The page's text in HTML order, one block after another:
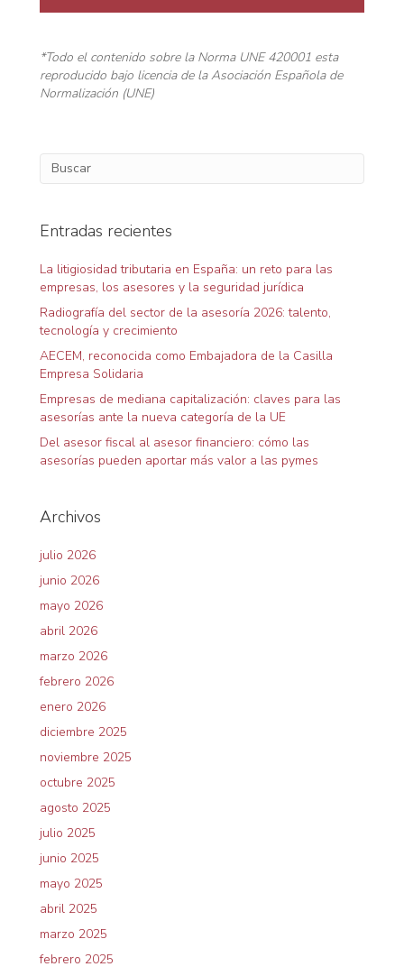
*Todo el contenido sobre la Norma UNE 420001 esta
reproducido bajo licencia de la Asociación Española de
Normalización (UNE)
Entradas recientes
La litigiosidad tributaria en España: un reto para las
empresas, los asesores y la seguridad jurídica
Radiografía del sector de la asesoría 2026: talento,
tecnología y crecimiento
AECEM, reconocida como Embajadora de la Casilla
Empresa Solidaria
Empresas de mediana capitalización: claves para las
asesorías ante la nueva categoría de la UE
Del asesor fiscal al asesor financiero: cómo las
asesorías pueden aportar más valor a las pymes
Archivos
julio 2026
junio 2026
mayo 2026
abril 2026
marzo 2026
febrero 2026
enero 2026
diciembre 2025
noviembre 2025
octubre 2025
agosto 2025
julio 2025
junio 2025
mayo 2025
abril 2025
marzo 2025
febrero 2025